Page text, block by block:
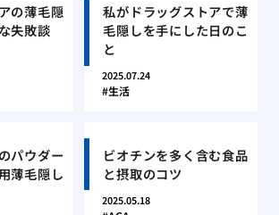
の薄毛隠
失敗談
私がドラッグストアで薄
毛隠しを手にした日のこ
と
2025.07.24
生活
パウダー
薄毛隠し
ビオチンを多く含む食品
と摂取のコツ
2025.05.18